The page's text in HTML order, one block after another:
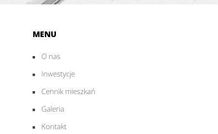
MENU
O nas
Inwestycje
Cennik mieszkań
Galeria
Kontakt